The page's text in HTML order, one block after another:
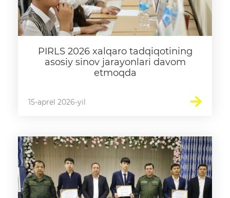
PIRLS 2026 xalqaro tadqiqotining
asosiy sinov jarayonlari davom
etmoqda
15-aprel 2026-yil